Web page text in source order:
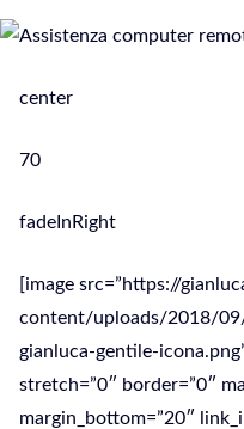
center
70
fadeInRight
[image src=”https://
content/uploads/2018/
gianluca-gentile-
stretch=”0″ border=”0″
margin_bottom=”20″